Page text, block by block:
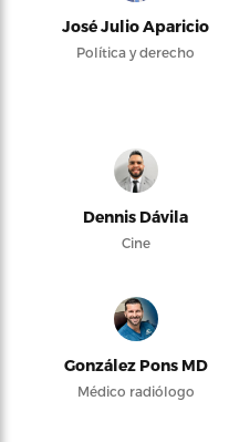
José Julio Aparicio
Política y derecho
Dennis Dávila
Cine
González Pons MD
Médico radiólogo